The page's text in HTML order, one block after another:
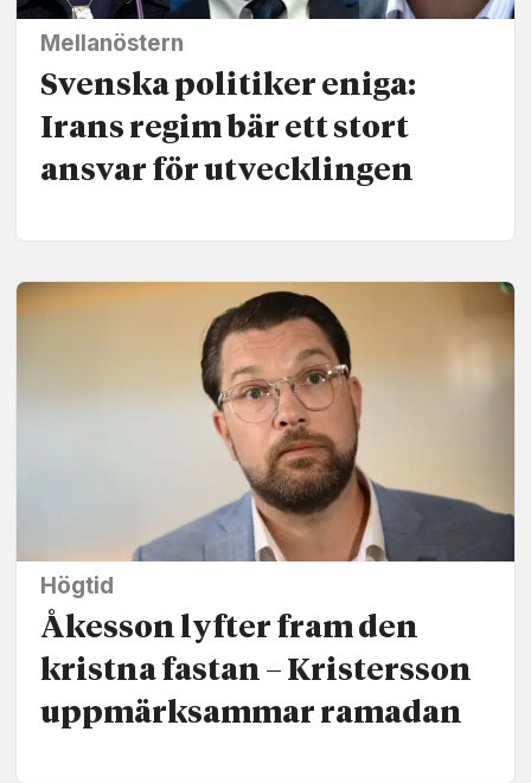
Mellanöstern
Svenska politiker eniga:
Irans regim bär ett stort
ansvar för utvecklingen
Högtid
Åkesson lyfter fram den
kristna fastan – Kristersson
uppmärk­sammar ramadan